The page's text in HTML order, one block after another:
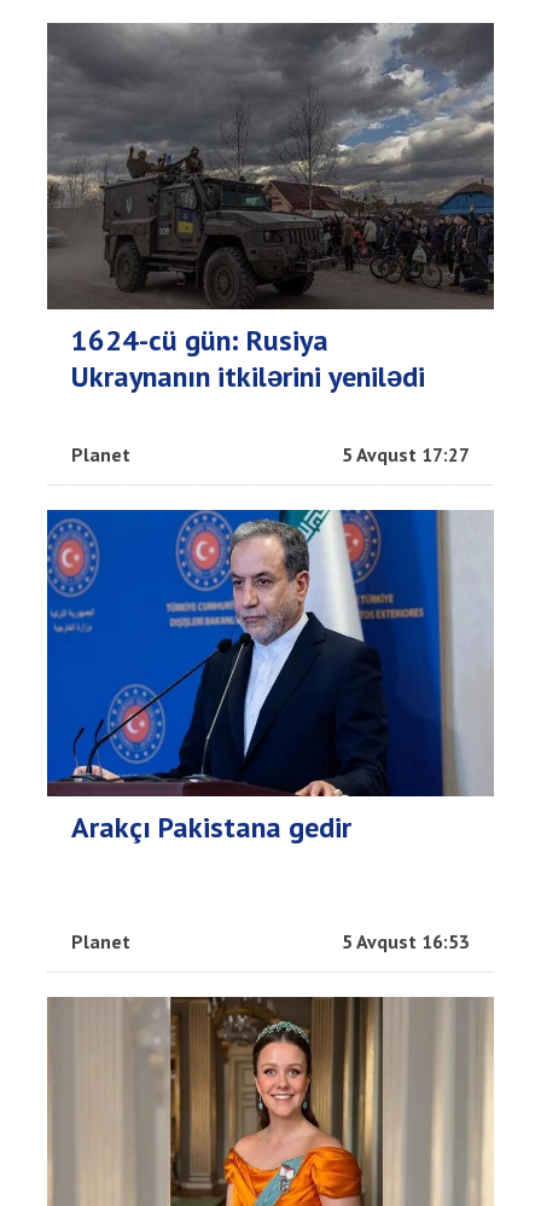
1624-cü gün: Rusiya
Ukraynanın itkilərini yenilədi
Planet 5 Avqust 17:27
Arakçı Pakistana gedir
Planet 5 Avqust 16:53